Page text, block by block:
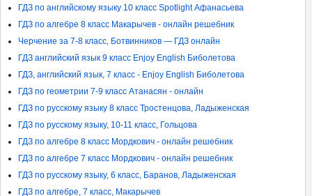
ГДЗ по английскому языку 10 класс Spotlight Афанасьева
ГДЗ по алгебре 8 класс Макарычев - онлайн решебник
Черчение за 7-8 класс, Ботвинников — ГДЗ онлайн
ГДЗ английский язык 9 класс Enjoy English Биболетова
ГДЗ, английский язык, 7 класс - Enjoy English Биболетова
ГДЗ по геометрии 7-9 класс Атанасян - онлайн
ГДЗ по русскому языку 8 класс Тростенцова, Ладыженская
ГДЗ по русскому языку, 10-11 класс, Гольцова
ГДЗ по алгебре 8 класс Мордкович - онлайн решебник
ГДЗ по алгебре 7 класс Мордкович - онлайн решебник
ГДЗ по русскому языку, 6 класс, Баранов, Ладыженская
ГДЗ по алгебре, 7 класс, Макарычев